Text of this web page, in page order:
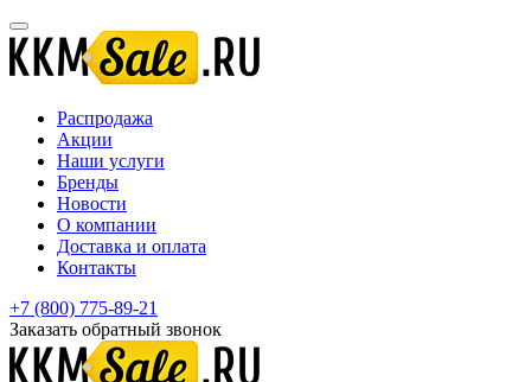
Распродажа
Акции
Наши услуги
Бренды
Новости
О компании
Доставка и оплата
Контакты
+7 (800) 775-89-21
Заказать обратный звонок